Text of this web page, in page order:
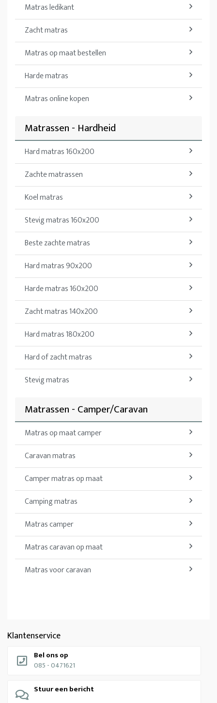
Klantenservice
Bel ons op
085 - 0471621
Stuur een bericht
Matras ledikant
Zacht matras
Matras op maat bestellen
Harde matras
Matras online kopen
Matrassen - Hardheid
Hard matras 160x200
Zachte matrassen
Koel matras
Stevig matras 160x200
Beste zachte matras
Hard matras 90x200
Harde matras 160x200
Zacht matras 140x200
Hard matras 180x200
Hard of zacht matras
Stevig matras
Matrassen - Camper/Caravan
Matras op maat camper
Caravan matras
Camper matras op maat
Camping matras
Matras camper
Matras caravan op maat
Matras voor caravan